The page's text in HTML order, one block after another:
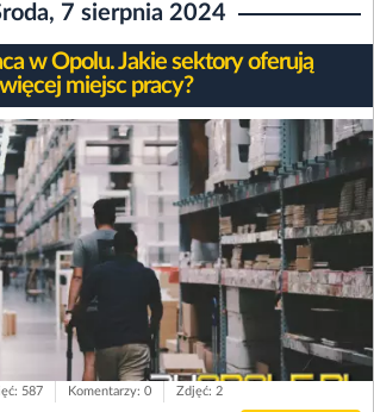
7 sierpnia 2024
w Opolu. Jakie sektory oferują
miejsc pracy?
587 Komentarzy: 0 Zdjęć: 2